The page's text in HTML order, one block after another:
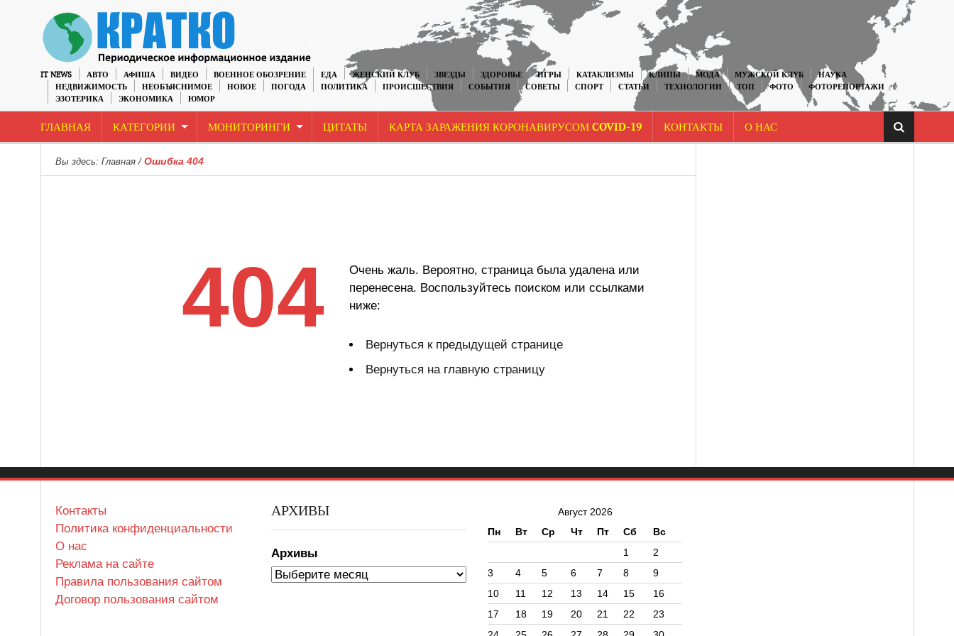
IT NEWS АВТО АФИША ВИДЕО ВОЕННОЕ ОБОЗРЕНИЕ ЕДА ЖЕНСКИЙ КЛУБ ЗВЕЗДЫ ЗДОРОВЬЕ ИГРЫ КАТАКЛИЗМЫ КЛИПЫ МОДА МУЖСКОЙ КЛУБ
НАУКА
НЕДВИЖИМОСТЬ
НЕОБЪЯСНИМОЕ НОВОЕ ПОГОДА ПОЛИТИКА ПРОИСШЕСТВИЯ СОБЫТИЯ СОВЕТЫ СПОРТ СТАТЬИ ТЕХНОЛОГИИ ТОП ФОТО
ФОТОРЕПОРТАЖИ
ЭЗОТЕРИКА
ЭКОНОМИКА ЮМОР
ГЛАВНАЯ КАТЕГОРИИ МОНИТОРИНГИ ЦИТАТЫ КАРТА ЗАРАЖЕНИЯ КОРОНАВИРУСОМ COVID-19 КОНТАКТЫ О НАС
Вы здесь: Главная/ Ошибка 404
404
Очень жаль. Вероятно, страница была удалена или
перенесена. Воспользуйтесь поиском или ссылками
ниже:
Вернуться к предыдущей странице
Вернуться на главную страницу
Контакты
Политика конфиденциальности
О нас
Реклама на сайте
Правила пользования сайтом
Договор пользования сайтом
АРХИВЫ
Архивы
Август 2026
Пн
Вт Ср Чт Пт Сб
Вс
1
2
3
4 5 6 7 8
9
10
11 12 13 14 15
16
17
18 19 20 21 22
23